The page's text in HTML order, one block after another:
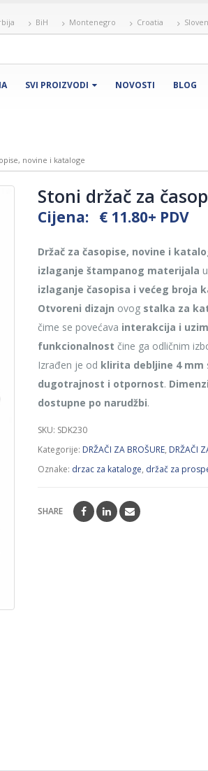
BiH Montenegro Croatia
SVI PROIZVODI NOVOSTI BLOG
novine i kataloge
Stoni držač za
Cijena: € 11.80+ PDV
Držač za časopise, novine i
izlaganje štampanog materijala
izlaganje časopisa i većeg broja
Otvoreni dizajn ovog stalka za
čime se povećava interakcija i
funkcionalnost čine ga odličnim
Izrađen je od klirita debljine 4 mm
dugotrajnost i otpornost.
dostupne po narudžbi.
SKU: SDK230
Kategorije: DRŽAČI ZA BROŠURE, DRŽAČI
Oznake: drzac za kataloge, držač za
SHARE